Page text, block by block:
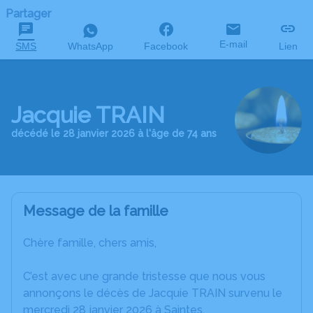
Partager
SMS WhatsApp Facebook E-mail Lien
Jacquie TRAIN
décédé le 28 janvier 2026 à l'âge de 74 ans
Message de la famille
Chère famille, chers amis,
C’est avec une grande tristesse que nous vous
annonçons le décès de Jacquie TRAIN survenu le
mercredi 28 janvier 2026 à Saintes.